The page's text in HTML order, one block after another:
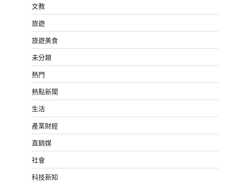
文教
旅遊
旅遊美食
未分類
熱門
熱點新聞
生活
產業財經
直銷媒
社會
科技新知